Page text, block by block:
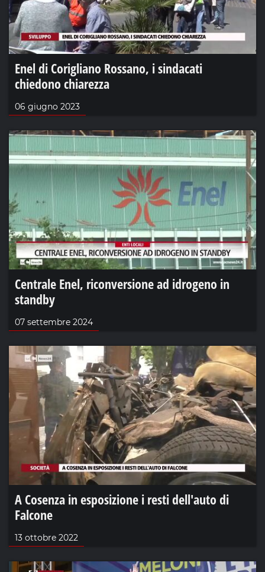
Enel di Corigliano Rossano, i sindacati
chiedono chiarezza
06 giugno 2023
Centrale Enel, riconversione ad idrogeno in
standby
07 settembre 2024
A Cosenza in esposizione i resti dell'auto di
Falcone
13 ottobre 2022